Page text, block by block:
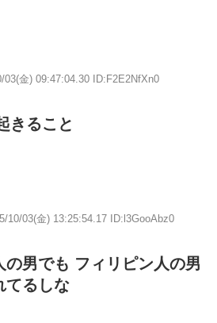
03(金) 09:47:04.30 ID:F2E2NfXn0
きること
10/03(金) 13:25:54.17 ID:l3GooAbz0
の男でも フィリピン人の男
てるしな